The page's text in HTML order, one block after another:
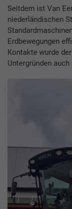
Seitdem ist Van
niederländischen
Erdbewegungen
Kontakte wurde
Untergründen